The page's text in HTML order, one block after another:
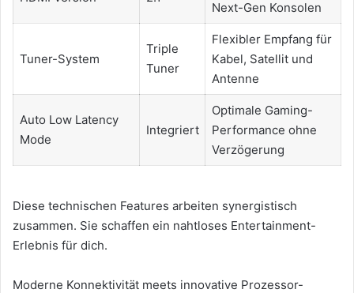
Next-Gen Konsolen
Tuner-System
Triple
Tuner
Flexibler Empfang für
Kabel, Satellit und
Antenne
Auto Low Latency
Mode
Integriert
Optimale Gaming-
Performance ohne
Verzögerung
Diese technischen Features arbeiten synergistisch
zusammen. Sie schaffen ein nahtloses Entertainment-
Erlebnis für dich.
Moderne Konnektivität meets innovative Prozessor-